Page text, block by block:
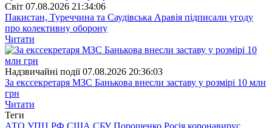
Свiт 07.08.2026 21:34:06
Пакистан, Туреччина та Саудівська Аравія підписали угоду
про колективну оборону
Читати
Надзвичайні події 07.08.2026 20:36:03
За екссекретаря МЗС Банькова внесли заставу у розмірі 10 млн
грн
Читати
Теги
АТО УПЦ РФ США СБУ Порошенко Росія коронавирус